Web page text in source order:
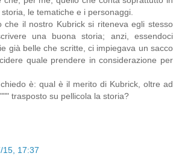
le tematiche e i personaggi.
che il nostro Kubrick si riteneva egli stesso
una buona storia; anzi, essendoci
già belle che scritte, ci impiegava un sacco
quale prendere in considerazione per
è: qual è il merito di Kubrick, oltre ad
trasposto su pellicola la storia?
15, 17:37